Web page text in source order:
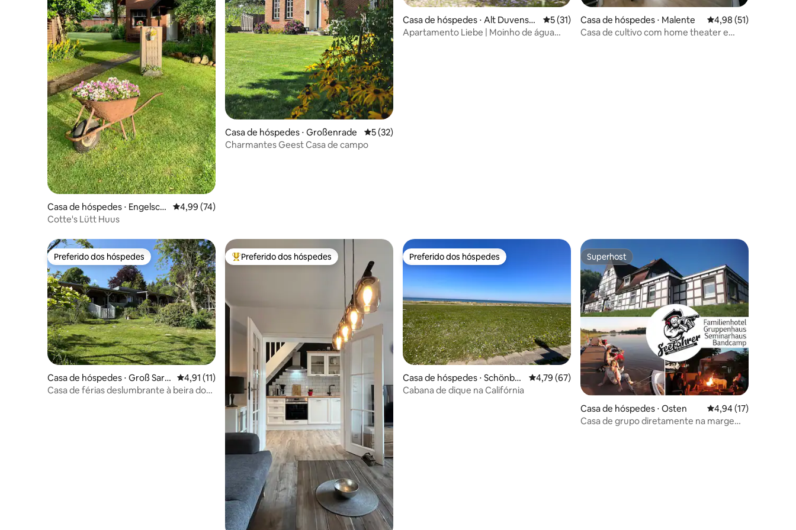
Casa de hóspedes ⋅ Engelsch
off
4,99 de uma avaliação média de 5, 74 avaliações
4,99 (74)
Cotte's Lütt Huus
Casa de hóspedes ⋅ Großenrade 5 de uma avaliação média de 5, 32 avaliações
5 (32)
Charmantes Geest Casa de campo
Casa de hóspedes ⋅ Alt Duvenste
dt
5 de uma avaliação média de 5, 31 avaliações
5 (31)
Apartamento Liebe | Moinho de água
Casa de hóspedes ⋅ Malente 4,98 de uma
4,98 (51)
Casa de cultivo com home theater e
Preferido dos hóspedes
Preferido dos hóspedes
Casa de hóspedes ⋅ Groß Sara
u
4,91 de uma avaliação média de 5, 11 avaliações
4,91 (11)
Casa de férias deslumbrante à beira do
Entre os melhores preferidos dos hóspedes
Preferido dos hóspedes Preferido dos hóspedes
Preferido dos hóspedes
Casa de hóspedes ⋅ Schönber
g
4,79 de uma avaliação média de 5, 67 avaliações
4,79 (67)
Cabana de dique na Califórnia
Superhost
Superhost
Casa de hóspedes ⋅ Osten 4,94 de uma
4,94 (17)
Casa de grupo diretamente na margem